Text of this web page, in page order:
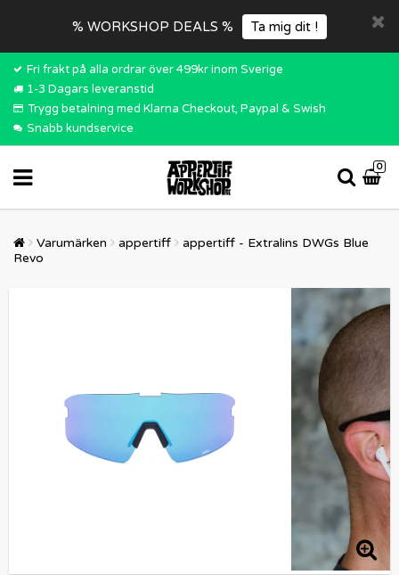
% WORKSHOP DEALS % Ta mig dit !
Fri frakt på alla ordrar över 499kr inom Sverige
1-3 Dagars leveranstid
Trygg betalning med Klarna Checkout, Paypal & Swish
Snabb kundservice
0
Varumärken appertiff
appertiff - Extralins DWGs Blue
Revo